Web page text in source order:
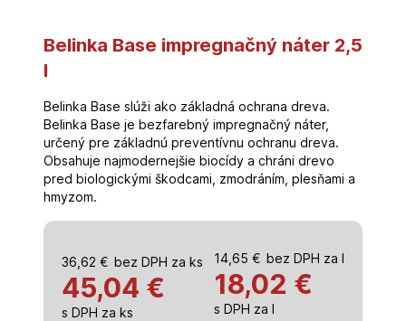
Belinka Base impregnačný náter 2,5
l
Belinka Base slúži ako základná ochrana dreva.
Belinka Base je bezfarebný impregnačný náter,
určený pre základnú preventívnu ochranu dreva.
Obsahuje najmodernejšie biocídy a chráni drevo
pred biologickými škodcami, zmodráním, plesňami a
hmyzom.
36,62 € bez DPH za ks
45,04 €
s DPH za ks
14,65 € bez DPH za l
18,02 €
s DPH za l